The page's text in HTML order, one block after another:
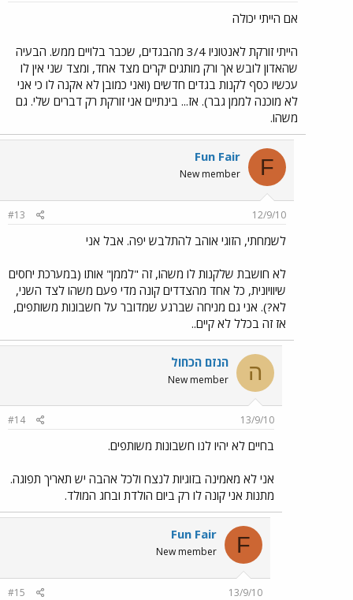
אם הייתי יכולה
הייתי זורקת לאנטוניו 3/4 מהבגדים, שכבר בלויים ממש. הבעיה
שהאדון לובש אך ורק מותגים יקרים מצד אחד, ומצד שני אין לו
עכשיו כסף לקנות בגדים חדשים (ואני כמובן לא אקנה לו כי אני
לא מוכנה לממן גבר). אז... בינתיים אני זורקת רק דברים שלי. גם
משהו.
F
Fun Fair
New member
12/9/10
#13
לשמחתי, הזוגי אוהב להתלבש יפה. אבל אני
לא חושבת שלקנות לו משהו, זה "לממן" אותו (במערכת יחסים
שיוויונית, כל אחד מהצדדים קונה מדי פעם משהו לצד השני,
לא?). אני גם מניחה שברגע שמדובר על חשבונות משותפים,
אז זה בכלל לא קיים..
ה הנזם הכחול
New member
13/9/10
#14
בחיים לא יהיו לנו חשבונות משותפים.
אני לא מאמינה בזוגיות לנצח ולכל אהבה יש תאריך תפוגה.
מתנות אני קונה לו רק ביום הולדת ובחג המולד.
F
Fun Fair
New member
13/9/10
#15